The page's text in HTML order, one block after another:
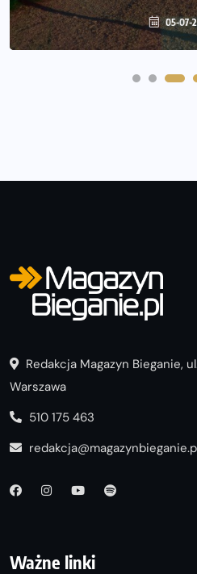
22-06-
Redakcja Magazyn Bieganie,
Warszawa
510 175 463
Ważne linki